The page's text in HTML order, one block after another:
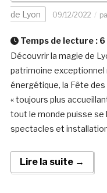
de Lyon 09/12/2022
Temps de lecture : 6
Découvrir la magie de
patrimoine exceptionnel
énergétique, la Fête
« toujours plus
tout le monde puisse se
spectacles et
Lire la suite →